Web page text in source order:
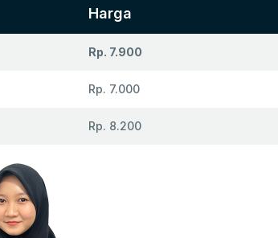
Harga
Rp. 7.900
Rp. 7.000
Rp. 8.200